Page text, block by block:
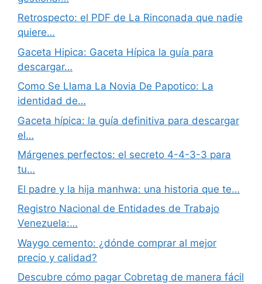
Retrospecto: el PDF de La Rinconada que nadie
quiere…
Gaceta Hipica: Gaceta Hípica la guía para
descargar…
Como Se Llama La Novia De Papotico: La
identidad de…
Gaceta hípica: la guía definitiva para descargar
el…
Márgenes perfectos: el secreto 4-4-3-3 para
tu…
El padre y la hija manhwa: una historia que te…
Registro Nacional de Entidades de Trabajo
Venezuela:…
Waygo cemento: ¿dónde comprar al mejor
precio y calidad?
Descubre cómo pagar Cobretag de manera fácil